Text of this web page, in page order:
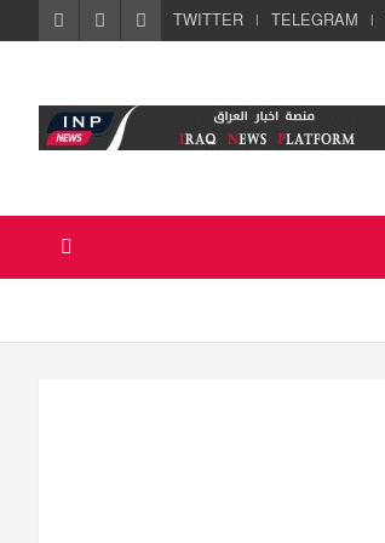
TELEGRAM
TWITTER